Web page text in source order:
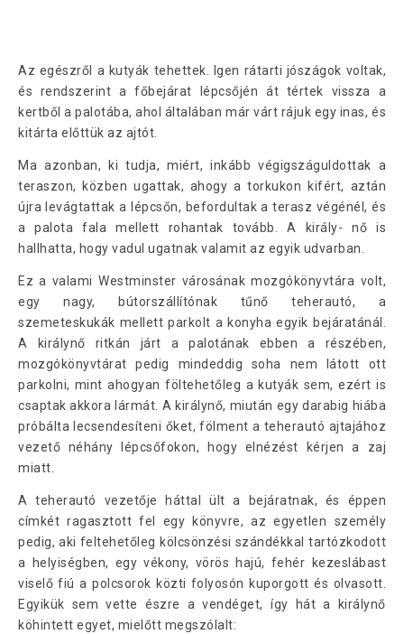
Az egészről a kutyák tehettek. Igen rátarti jószágok voltak,
és rendszerint a főbejárat lépcsőjén át tértek vissza a
kertből a palotába, ahol általában már várt rájuk egy inas, és
kitárta előttük az ajtót.
Ma azonban, ki tudja, miért, inkább végigszáguldottak a
teraszon, közben ugattak, ahogy a torkukon kifért, aztán
újra levágtattak a lépcsőn, befordultak a terasz végénél, és
a palota fala mellett rohantak tovább. A király- nő is
hallhatta, hogy vadul ugatnak valamit az egyik udvarban.
Ez a valami Westminster városának mozgókönyvtára volt,
egy nagy, bútorszállítónak tűnő teherautó, a
szemeteskukák mellett parkolt a konyha egyik bejáratánál.
A királynő ritkán járt a palotának ebben a részében,
mozgókönyvtárat pedig mindeddig soha nem látott ott
parkolni, mint ahogyan föltehetőleg a kutyák sem, ezért is
csaptak akkora lármát. A királynő, miután egy darabig hiába
próbálta lecsendesíteni őket, fölment a teherautó ajtajához
vezető néhány lépcsőfokon, hogy elnézést kérjen a zaj
miatt.
A teherautó vezetője háttal ült a bejáratnak, és éppen
címkét ragasztott fel egy könyvre, az egyetlen személy
pedig, aki feltehetőleg kölcsönzési szándékkal tartózkodott
a helyiségben, egy vékony, vörös hajú, fehér kezeslábast
viselő fiú a polcsorok közti folyosón kuporgott és olvasott.
Egyikük sem vette észre a vendéget, így hát a királynő
köhintett egyet, mielőtt megszólalt: